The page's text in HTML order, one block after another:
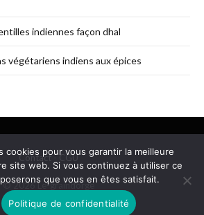
indiennes façon dhal
végétariens indiens aux épices
Contact-CGU
© 2026 Le-graindorge
cookies pour vous garantir la meilleure
site web. Si vous continuez à utiliser ce
que vous en êtes satisfait.
Politique de confidentialité